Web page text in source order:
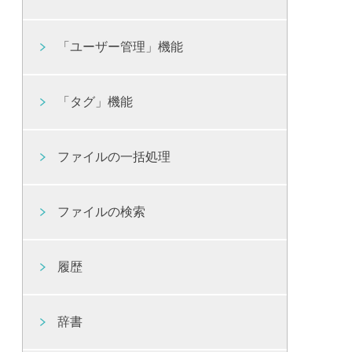
「ユーザー管理」機能
「タグ」機能
ファイルの一括処理
ファイルの検索
履歴
辞書